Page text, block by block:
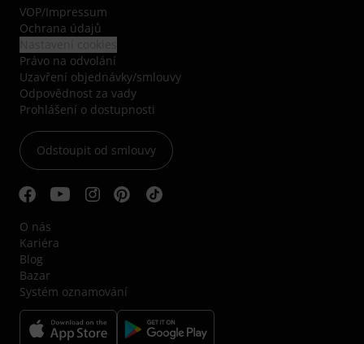
VOP/Impressum
Ochrana údajů
Právo na odvolání
Uzavření objednávky/smlouvy
Odpovědnost za vady
Prohlášení o dostupnosti
Odstoupit od smlouvy
O nás
Kariéra
Blog
Bazar
Systém oznamování